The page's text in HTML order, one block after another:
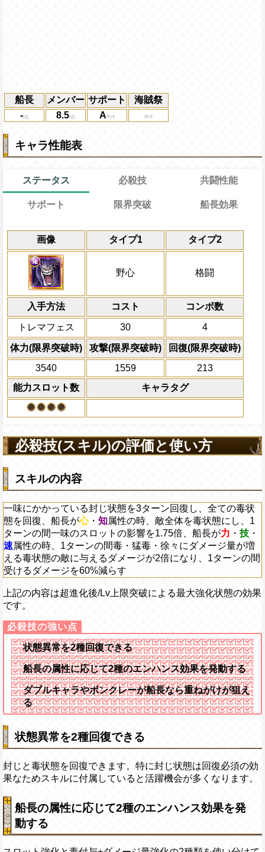
船長 メンバー サポート
海賊祭
-
8.5 A
キャラ性能表
ステータス
画像 タイプ1 タイプ2
野心 格闘
入手方法 コスト コンボ数
トレマフェス 30 4
体力(限界突破時) 攻撃(限界突破時)
回復(限界突破時)
3540
1559
213
能力スロット数
キャラタグ
必殺技
通常 18→13ターン
限界突破
通常時
一味にかかっている封じ状態を3ターン
し、1ターンの間一味のスロットの影響を
技・速 属性の時、1ターンの間毒・
ージ量が増える毒状態の敵に与えるダメ
り、1ターンの間受けるダメージを60%減
上限突破
共闘性能
共闘性能
船長効果
冒険開始時の必殺タ
にし、他の属性キャ
必殺技
ターン数：8
敵1体のHPを25%減
体力の上限を無視し
×30倍の全プレイヤー
(最大体力の2倍上限
えている時、体力満
になる)、全プレイヤ
果無効を2ターン回復
げる
サポート
効果
冒険中1回限り、サポート対象キャラが必
の封じ状態を1ターン回復し、1ターンの
にダメージ量が増える毒状態の敵に与え
対象
ドフラミンゴ ヴェルゴ モネ カイドウ
限界突破
力
習得する効果
一味の基礎攻撃+60
スロット封じを完全に回復する
冒険中1回限り、自分が必殺技を使
の必殺ターンがMAXまで短縮される
船長効果
通常時
野心と格闘タイプキャラの攻撃を2.5倍、
し、同タイプキャラは
Lv上限突破
必殺技(スキル)の評価と使い方
スキルの内容
一味にかかっている封じ状態を3ターン回復し、全ての毒状
態を回復、船長が心・ 知属性の時、敵全体を毒状態にし、1
ターンの間一味のスロットの影響を1.75倍、船長が力 ・ 技 ・
速属性の時、1ターンの間毒・猛毒・徐々にダメージ量が増
える毒状態の敵に与えるダメージが2倍になり、1ターンの間
受けるダメージを60%減らす
上記の内容は超進化後/Lv上限突破による最大強化状態の効果
です。
状態異常を2種回復できる
船長の属性に応じて2種のエンハンス効果を発動する
ダブルキャラやボンクレーが船長なら重ねがけが狙え
る
状態異常を2種回復できる
封じと毒状態を回復できます。特に封じ状態は回復必須の効
果なためスキルに付属していると活躍機会が多くなります。
船長の属性に応じて2種のエンハンス効果を発
動する